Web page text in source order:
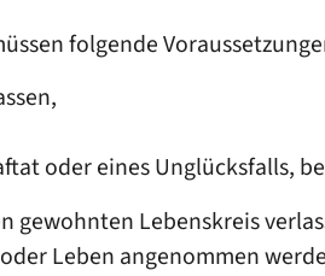
folgende
oder eines Unglücksfalls,
gewohnten Lebenskreis
Leben angenommen